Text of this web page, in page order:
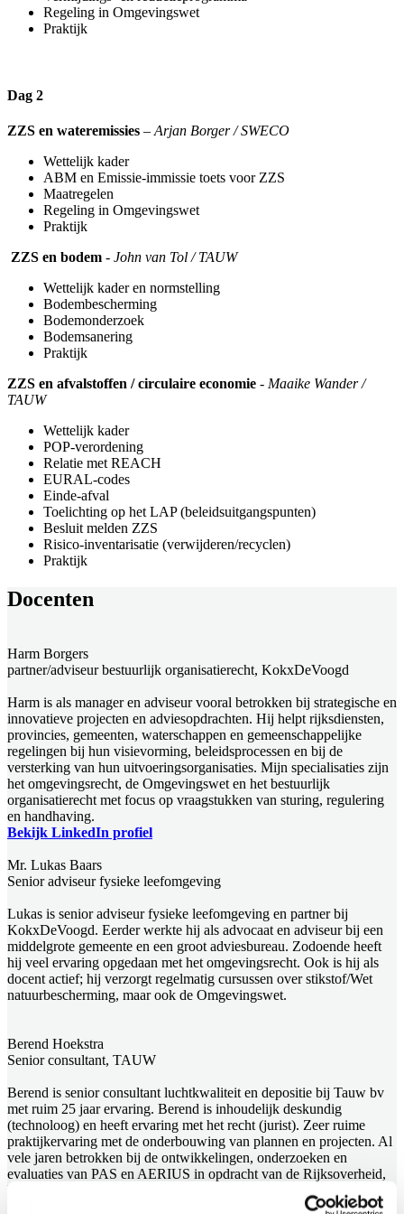
Regeling in Omgevingswet
Praktijk
Dag 2
ZZS en wateremissies – Arjan Borger / SWECO
Wettelijk kader
ABM en Emissie-immissie toets voor ZZS
Maatregelen
Regeling in Omgevingswet
Praktijk
ZZS en bodem - John van Tol / TAUW
Wettelijk kader en normstelling
Bodembescherming
Bodemonderzoek
Bodemsanering
Praktijk
ZZS en afvalstoffen / circulaire economie - Maaike Wander /
TAUW
Wettelijk kader
POP-verordening
Relatie met REACH
EURAL-codes
Einde-afval
Toelichting op het LAP (beleidsuitgangspunten)
Besluit melden ZZS
Risico-inventarisatie (verwijderen/recyclen)
Praktijk
Docenten
Harm Borgers
partner/adviseur bestuurlijk organisatierecht, KokxDeVoogd
Harm is als manager en adviseur vooral betrokken bij strategische en
innovatieve projecten en adviesopdrachten. Hij helpt rijksdiensten,
provincies, gemeenten, waterschappen en gemeenschappelijke
regelingen bij hun visievorming, beleidsprocessen en bij de
versterking van hun uitvoeringsorganisaties. Mijn specialisaties zijn
het omgevingsrecht, de Omgevingswet en het bestuurlijk
organisatierecht met focus op vraagstukken van sturing, regulering
en handhaving.
Bekijk LinkedIn profiel
Mr. Lukas Baars
Senior adviseur fysieke leefomgeving
Lukas is senior adviseur fysieke leefomgeving en partner bij
KokxDeVoogd. Eerder werkte hij als advocaat en adviseur bij een
middelgrote gemeente en een groot adviesbureau. Zodoende heeft
hij veel ervaring opgedaan met het omgevingsrecht. Ook is hij als
docent actief; hij verzorgt regelmatig cursussen over stikstof/Wet
natuurbescherming, maar ook de Omgevingswet.
Berend Hoekstra
Senior consultant, TAUW
Berend is senior consultant luchtkwaliteit en depositie bij Tauw bv
met ruim 25 jaar ervaring. Berend is inhoudelijk deskundig
(technoloog) en heeft ervaring met het recht (jurist). Zeer ruime
praktijkervaring met de onderbouwing van plannen en projecten. Al
vele jaren betrokken bij de ontwikkelingen, onderzoeken en
evaluaties van PAS en AERIUS in opdracht van de Rijksoverheid,
RIVM en BIJ12.